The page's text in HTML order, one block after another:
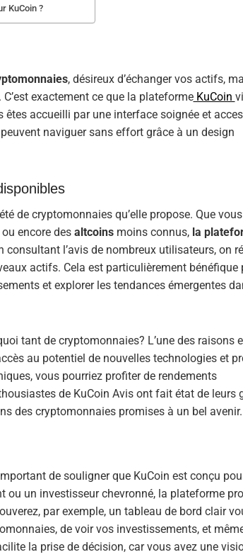
KuCoin ?
, désireux d’échanger vos actifs,
exactement ce que la plateformeKuCoin
accueilli par une interface soignée et
naviguer sans effort grâce à un design
de cryptomonnaies qu’elle propose. Que vous
ou encore des altcoinsmoins connus,la
l’avis de nombreux utilisateurs, on
actifs. Cela est particulièrement bénéfique
et explorer les tendances émergentes
tant de cryptomonnaies? L’une des raisons
au potentiel de nouvelles technologies et
vous pourriez profiter de rendements
de KuCoin Avis ont fait état de leurs
des cryptomonnaies promises à un bel avenir.
de souligner que KuCoin est conçu
ou un investisseur chevronné, la plateforme
par exemple, un tableau de bord clair
de voir vos investissements, et
la prise de décision, car vous avez une